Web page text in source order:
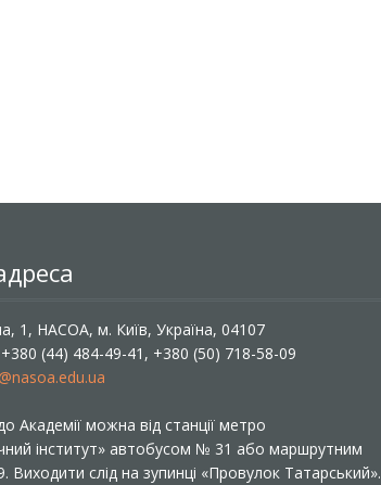
1, НАСОА, м. Київ, Україна, 04107
(44) 484-49-41, +380 (50) 718-58-09
Академії можна від станції метро
інститут» автобусом № 31 або маршрутним
Виходити слід на зупинці «Провулок Татарський».